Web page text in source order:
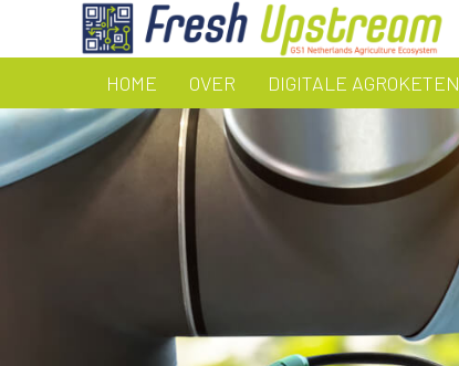
HOME OVER DIGITALE AGROKETEN